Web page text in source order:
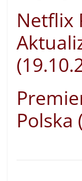
Netflix
Polska